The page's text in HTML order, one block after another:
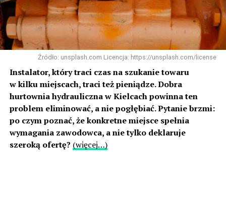
Źródło: unsplash.com Licencja: https://unsplash.com/license
Instalator, który traci czas na szukanie towaru
w kilku miejscach, traci też pieniądze. Dobra
hurtownia hydrauliczna w Kielcach powinna ten
problem eliminować, a nie pogłębiać. Pytanie brzmi:
po czym poznać, że konkretne miejsce spełnia
wymagania zawodowca, a nie tylko deklaruje
szeroką ofertę? (więcej…)